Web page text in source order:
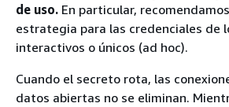
de uso. En particular,
estrategia para las credenciales de
interactivos o únicos (ad hoc).
Cuando el secreto rota, las
datos abiertas no se eliminan.